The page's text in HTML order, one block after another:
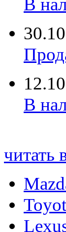
В
В
читать